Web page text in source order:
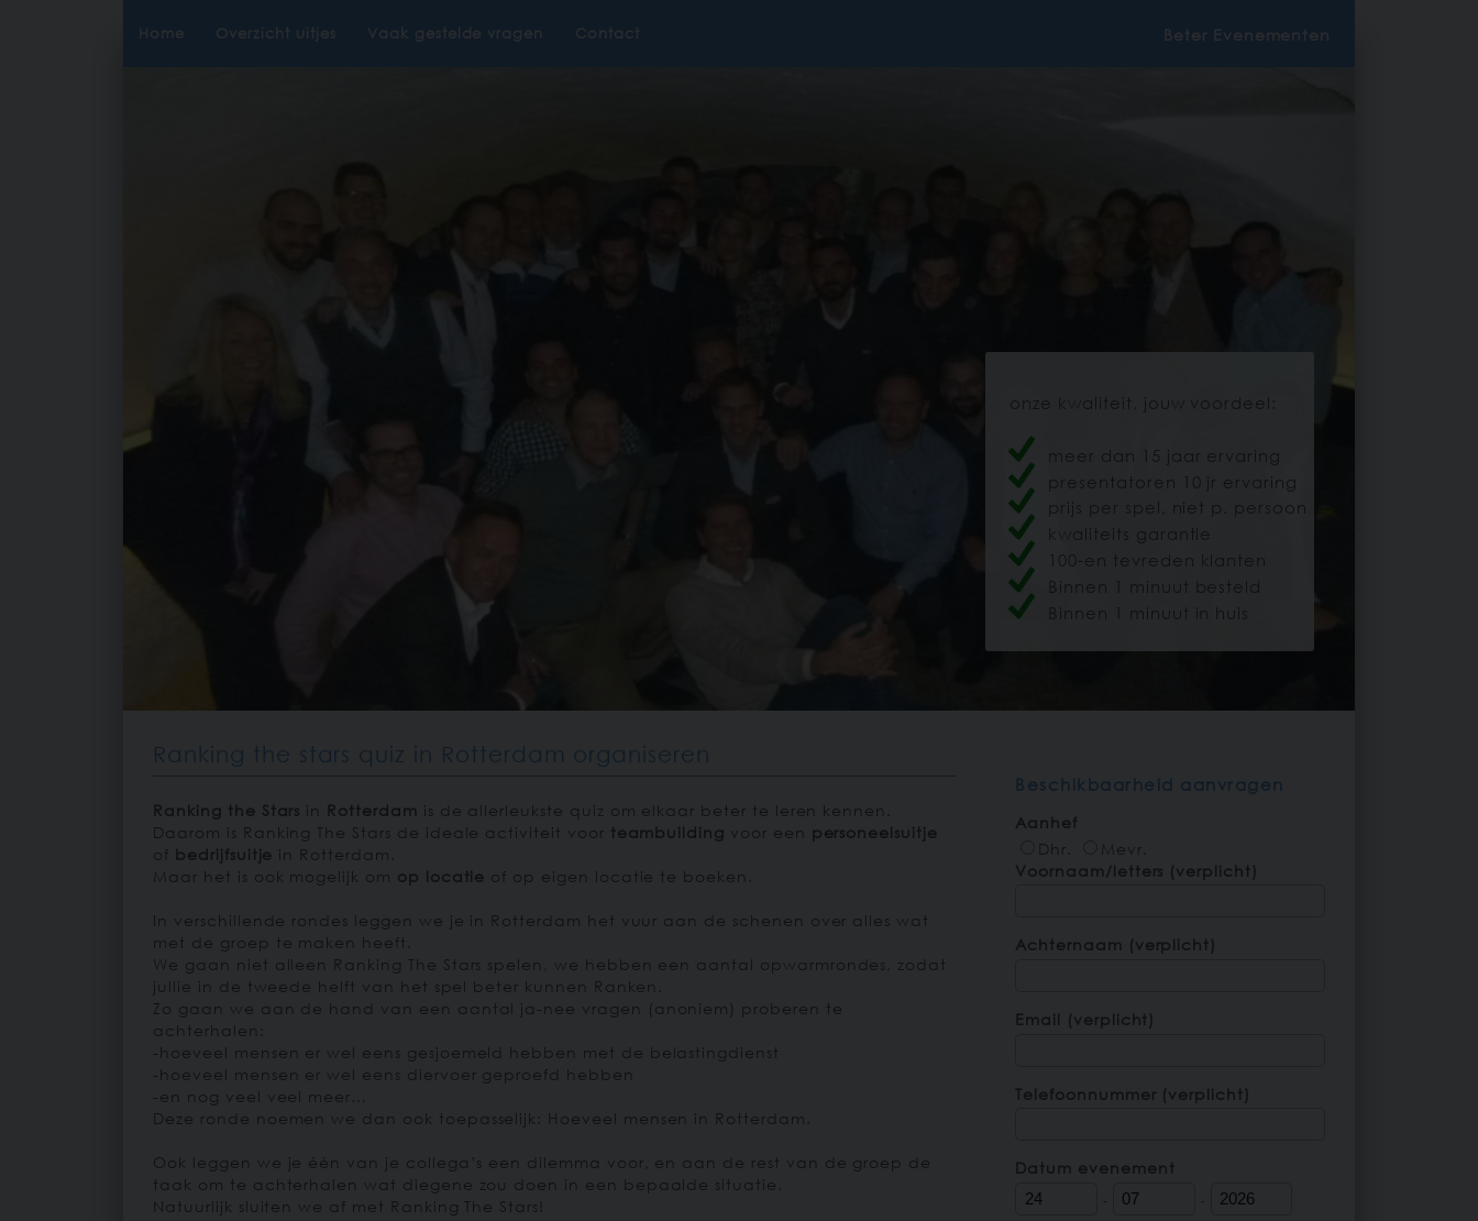
Beter Evenementen
Home Overzicht uitjes Vaak gestelde vragen Contact
onze kwaliteit, jouw voordeel:
meer dan 15 jaar ervaring
presentatoren 10 jr ervaring
prijs per spel, niet p. persoon
kwaliteits garantie
100-en tevreden klanten
Binnen 1 minuut besteld
Binnen 1 minuut in huis
Ranking the stars quiz in Rotterdam organiseren
Ranking the Stars in Rotterdam is de allerleukste quiz om elkaar beter te leren kennen.
Daarom is Ranking The Stars de ideale activiteit voor teambuilding voor een personeelsuitje
of bedrijfsuitje in Rotterdam.
Maar het is ook mogelijk om op locatie of op eigen locatie te boeken.
In verschillende rondes leggen we je in Rotterdam het vuur aan de schenen over alles wat
met de groep te maken heeft.
We gaan niet alleen Ranking The Stars spelen, we hebben een aantal opwarmrondes, zodat
jullie in de tweede helft van het spel beter kunnen Ranken.
Zo gaan we aan de hand van een aantal ja-nee vragen (anoniem) proberen te
achterhalen:
-hoeveel mensen er wel eens gesjoemeld hebben met de belastingdienst
-hoeveel mensen er wel eens diervoer geproefd hebben
-en nog veel veel meer…
Deze ronde noemen we dan ook toepasselijk: Hoeveel mensen in Rotterdam.
Ook leggen we je één van je collega’s een dilemma voor, en aan de rest van de groep de
taak om te achterhalen wat diegene zou doen in een bepaalde situatie.
Natuurlijk sluiten we af met Ranking The Stars!
Beschikbaarheid aanvragen
Aanhef
Dhr.
Mevr.
Voornaam/letters (verplicht)
Achternaam (verplicht)
Email (verplicht)
Telefoonnummer (verplicht)
Datum evenement
- -